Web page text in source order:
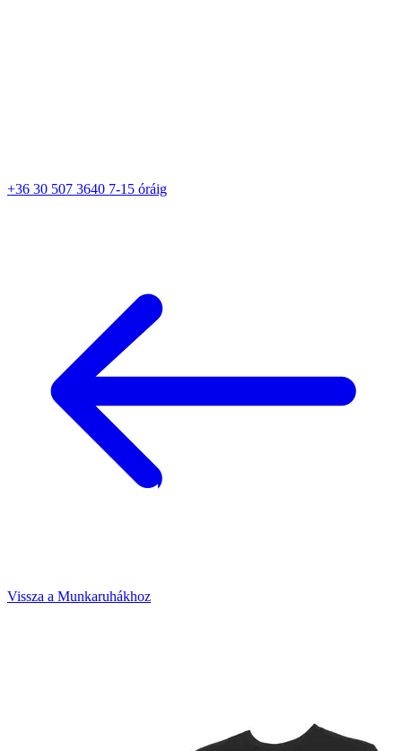
+36 30 507 3640 7-15 óráig
Vissza a Munkaruhákhoz